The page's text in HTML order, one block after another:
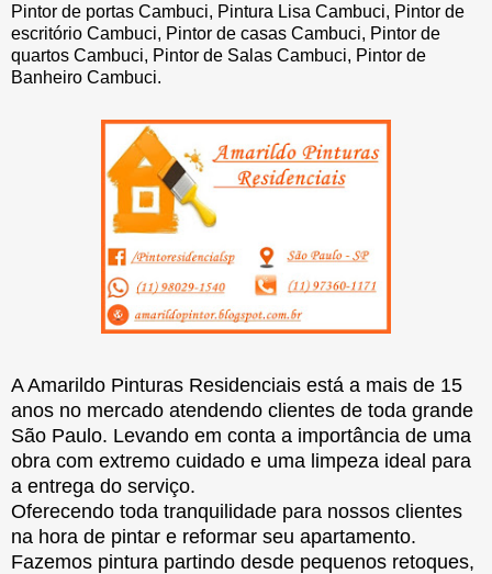
Pintor de portas Cambuci, Pintura Lisa Cambuci, Pintor de
escritório Cambuci, Pintor de casas Cambuci, Pintor de
quartos Cambuci, Pintor de Salas Cambuci, Pintor de
Banheiro Cambuci.
A Amarildo Pinturas Residenciais está a mais de 15
anos no mercado atendendo clientes de toda grande
São Paulo. Levando em conta a importância de uma
obra com extremo cuidado e uma limpeza ideal para
a entrega do serviço.
Oferecendo toda tranquilidade para nossos clientes
na hora de pintar e reformar seu apartamento.
Fazemos pintura partindo desde pequenos retoques,